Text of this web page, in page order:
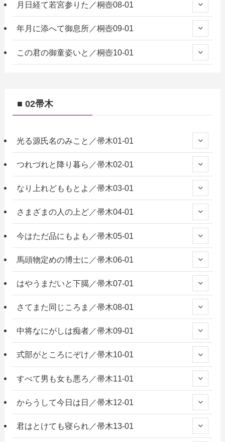
月日経て若宮参りた／桐壺08-01
年月に添へて御息所／桐壺09-01
この君の御童姿いと／桐壺10-01
■ 02帚木
光る源氏名のみこと／帚木01-01
つれづれと降り暮ら／帚木02-01
なり上れどももとよ／帚木03-01
さまざまの人の上ど／帚木04-01
今はただ品にもよも／帚木05-01
馬頭物定めの博士に／帚木06-01
はやうまだいと下臈／帚木07-01
さてまた同じころま／帚木08-01
中将なにがしは痴者／帚木09-01
式部がところにぞけ／帚木10-01
すべて男も女も悪ろ／帚木11-01
からうして今日は日／帚木12-01
君はとけても寝られ／帚木13-01